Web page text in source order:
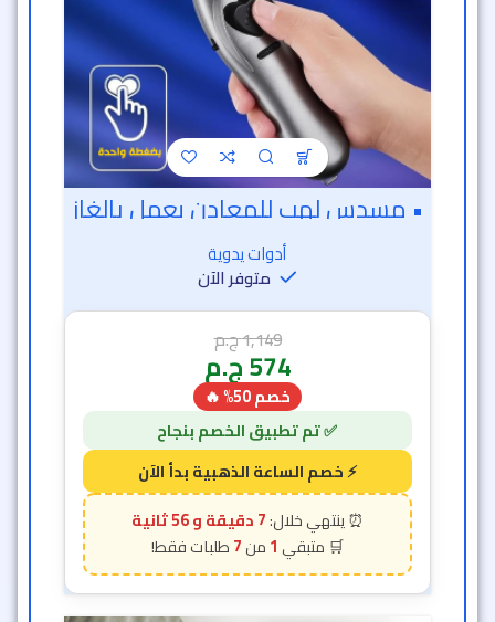
• مسدس لهب للمعادن يعمل بالغاز
أدوات يدوية
متوفر الآن
1,149ج.م
574ج.م
خصم 50% 🔥
7 دقيقة و 54 ثانية
1
7